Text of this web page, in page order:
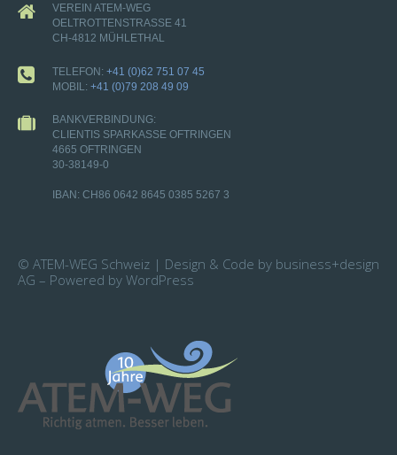
VEREIN ATEM-WEG
OELTROTTENSTRASSE 41
CH-4812 MÜHLETHAL
TELEFON: +41 (0)62 751 07 45
MOBIL: +41 (0)79 208 49 09
BANKVERBINDUNG:
CLIENTIS SPARKASSE OFTRINGEN
4665 OFTRINGEN
30-38149-0
IBAN: CH86 0642 8645 0385 5267 3
© ATEM-WEG Schweiz | Design & Code by business+design
AG – Powered by WordPress